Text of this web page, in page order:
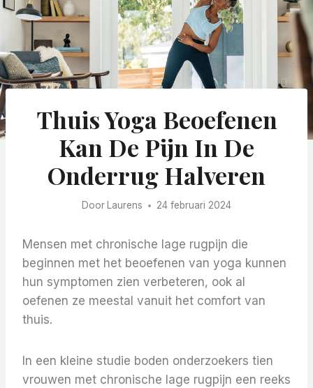
Thuis Yoga Beoefenen
Kan De Pijn In De
Onderrug Halveren
Door Laurens 24 februari 2024
Mensen met chronische lage rugpijn die
beginnen met het beoefenen van yoga kunnen
hun symptomen zien verbeteren, ook al
oefenen ze meestal vanuit het comfort van
thuis.
In een kleine studie boden onderzoekers tien
vrouwen met chronische lage rugpijn een reeks